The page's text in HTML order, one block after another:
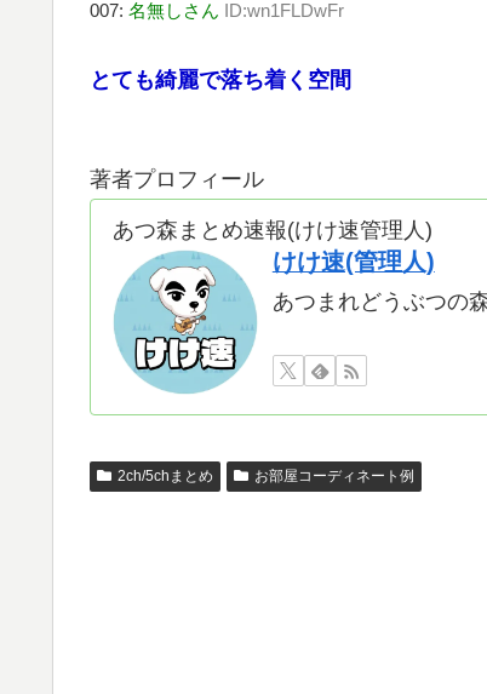
007: 名無しさん ID:wn1FLDwFr
とても綺麗で落ち着く空間
著者プロフィール
あつ森まとめ速報(けけ速管理人)
けけ速(管理人)
あつまれどうぶつの
2ch/5chまとめ お部屋コーディネート例